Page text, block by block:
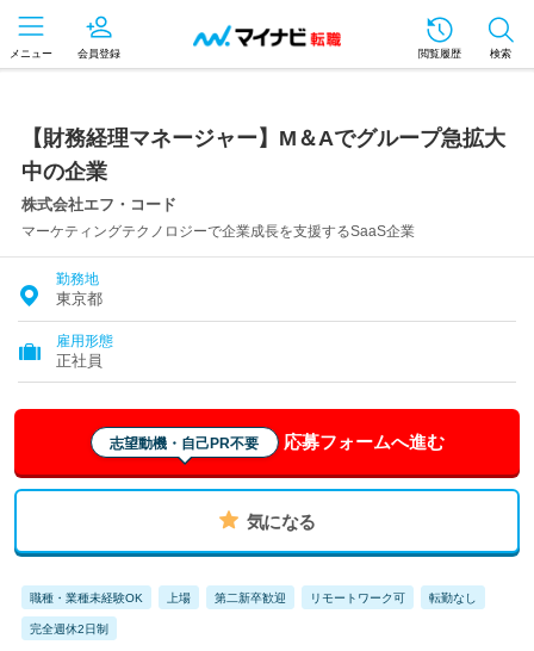
メニュー 会員登録 閲覧履歴 検索
【財務経理マネージャー】M＆Aでグループ急拡大
中の企業
株式会社エフ・コード
マーケティングテクノロジーで企業成長を支援するSaaS企業
勤務地
東京都
雇用形態
正社員
志望動機・自己PR不要 応募フォームへ進む
気になる
職種・業種未経験OK 上場 第二新卒歓迎 リモートワーク可 転勤なし
完全週休2日制